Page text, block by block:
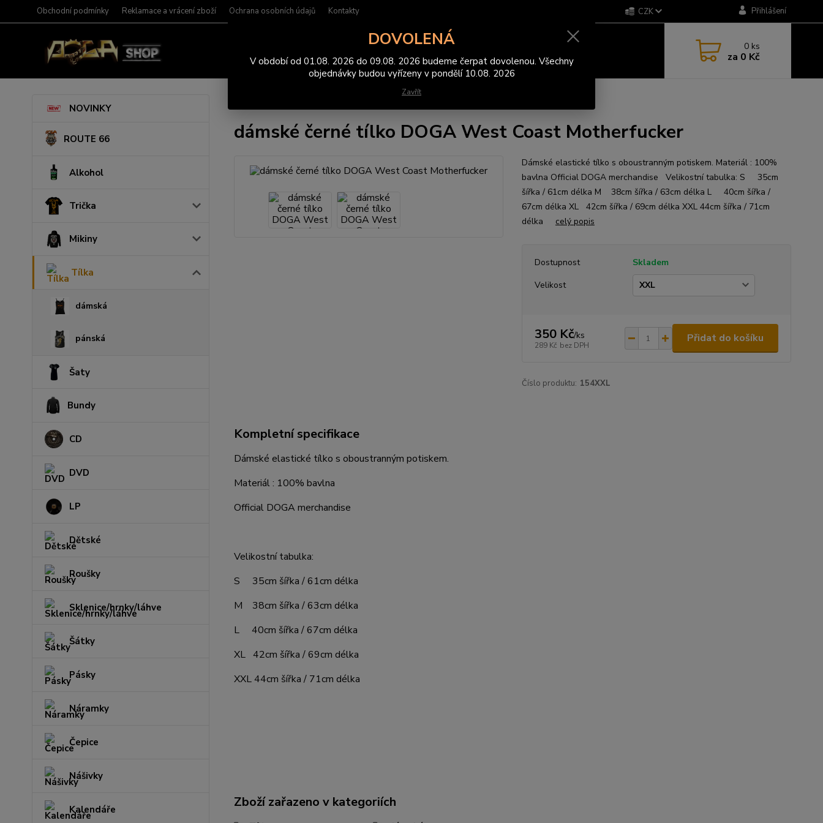
Obchodní podmínky Reklamace a vrácení zboží Ochrana osobních údajů Kontakty CZK Přihlášení
0 ks
za 0 Kč
NOVINKY
ROUTE 66
Alkohol
Trička
Mikiny
Tílka
dámská
pánská
Šaty
Bundy
CD
DVD
LP
Dětské
Roušky
Sklenice/hrnky/láhve
Šátky
Pásky
Náramky
Čepice
Nášivky
Kalendáře
dámské černé tílko DOGA West Coast Motherfucker
Dámské elastické tílko s oboustranným potiskem. Materiál : 100%
bavlna Official DOGA merchandise Velikostní tabulka: S 35cm
šířka / 61cm délka M 38cm šířka / 63cm délka L 40cm šířka /
67cm délka XL 42cm šířka / 69cm délka XXL 44cm šířka / 71cm
délka celý popis
Dostupnost
Skladem
Velikost
350 Kč/ks
289 Kč bez DPH
Přidat do košíku
Číslo produktu: 154XXL
Kompletní specifikace
Dámské elastické tílko s oboustranným potiskem.
Materiál : 100% bavlna
Official DOGA merchandise
Velikostní tabulka:
S 35cm šířka / 61cm délka
M 38cm šířka / 63cm délka
L 40cm šířka / 67cm délka
XL 42cm šířka / 69cm délka
XXL 44cm šířka / 71cm délka
Zboží zařazeno v kategoriích
DOVOLENÁ
V období od 01.08. 2026 do 09.08. 2026 budeme čerpat dovolenou. Všechny
objednávky budou vyřízeny v pondělí 10.08. 2026
Zavřít